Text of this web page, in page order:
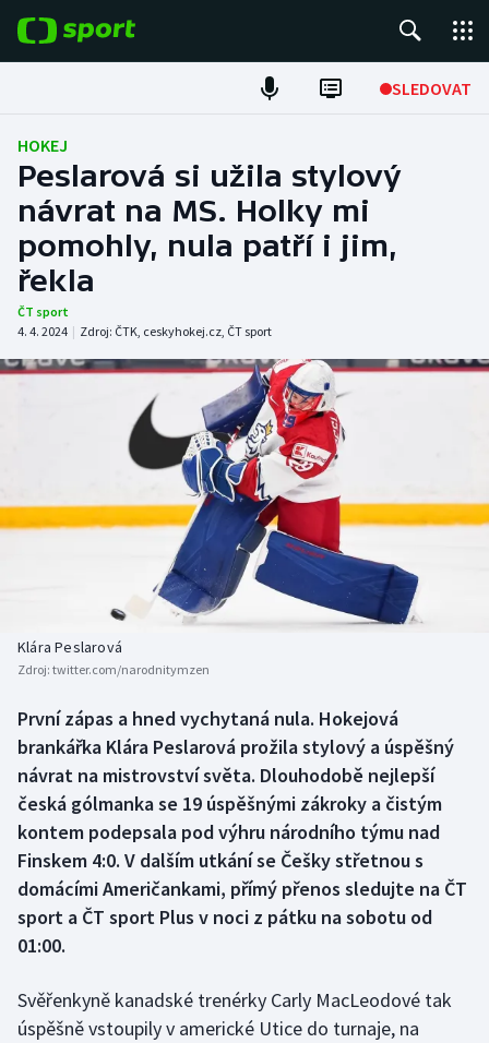
SLEDOVAT
Fotbal
Hokej
Tenis
Atletika
Americký fotbal
Baseball a softbal
Boby a skeleton
Box
Curling
Dostihy
Florbal
Futsal
Gymnastika
NEPŘEHLÉDNĚTE
Soutěže
Historické návraty
Aplikace ČT sport
AZ kvíz
HOKEJ
Peslarová si užila stylový
návrat na MS. Holky mi
pomohly, nula patří i jim,
řekla
ČT sport
4. 4. 2024 | Zdroj: ČTK, ceskyhokej.cz, ČT sport
Klára Peslarová
Zdroj: twitter.com/narodnitymzen
První zápas a hned vychytaná nula. Hokejová
brankářka Klára Peslarová prožila stylový a úspěšný
návrat na mistrovství světa. Dlouhodobě nejlepší
česká gólmanka se 19 úspěšnými zákroky a čistým
kontem podepsala pod výhru národního týmu nad
Finskem 4:0. V dalším utkání se Češky střetnou s
domácími Američankami, přímý přenos sledujte na ČT
sport a ČT sport Plus v noci z pátku na sobotu od
01:00.
Svěřenkyně kanadské trenérky Carly MacLeodové tak
úspěšně vstoupily v americké Utice do turnaje, na